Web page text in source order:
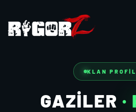
KLAN
GAZILER